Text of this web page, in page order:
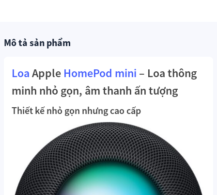
Mô tả sản phẩm
LoaApple HomePod mini – Loa thông
minh nhỏ gọn, âm thanh ấn tượng
Thiết kế nhỏ gọn nhưng cao cấp